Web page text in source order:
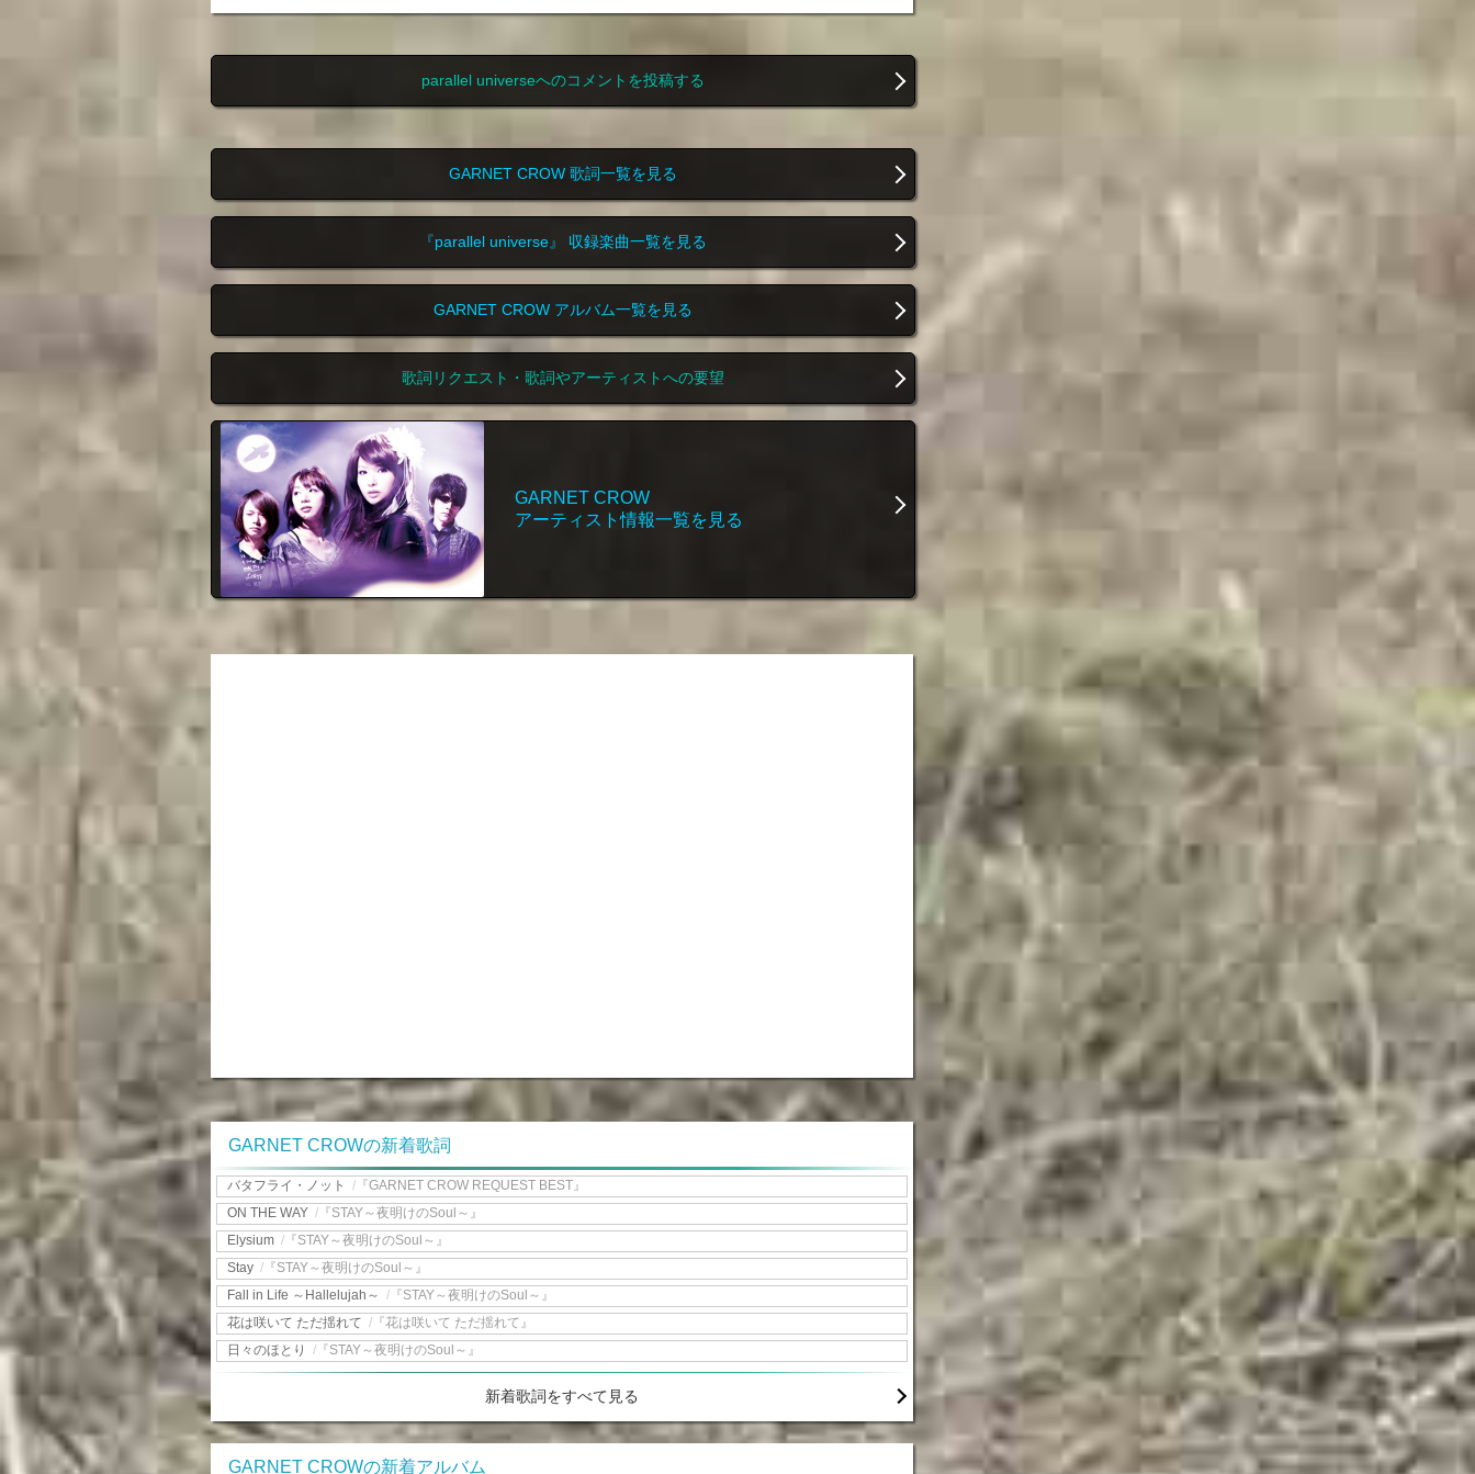
parallel universeへのコメントを投稿する
GARNET CROW 歌詞一覧を見る
『parallel universe』 収録楽曲一覧を見る
GARNET CROW アルバム一覧を見る
歌詞リクエスト・歌詞やアーティストへの要望
GARNET CROW
アーティスト情報一覧を見る
GARNET CROWの新着歌詞
バタフライ・ノット / 『GARNET CROW REQUEST BEST』
ON THE WAY / 『STAY～夜明けのSoul～』
Elysium / 『STAY～夜明けのSoul～』
Stay / 『STAY～夜明けのSoul～』
Fall in Life ～Hallelujah～ / 『STAY～夜明けのSoul～』
花は咲いて ただ揺れて / 『花は咲いて ただ揺れて』
日々のほとり / 『STAY～夜明けのSoul～』
新着歌詞をすべて見る
GARNET CROWの新着アルバム